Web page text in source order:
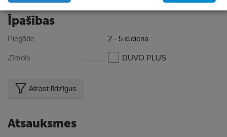
Īpašības
Piegāde 2 - 5 d.diena
Zīmols DUVO PLUS
Atrast līdzīgus
Atsauksmes